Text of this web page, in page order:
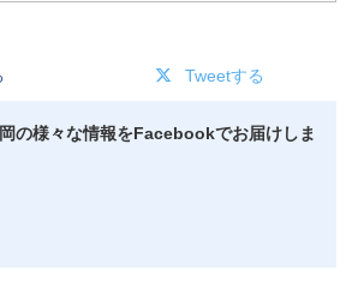
Tweetする
の様々な情報をFacebookでお届けしま